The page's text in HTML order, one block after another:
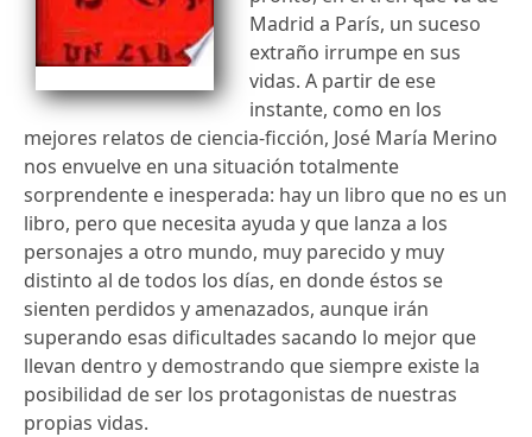
Madrid a París, un suceso
extraño irrumpe en sus
vidas. A partir de ese
instante, como en los
mejores relatos de ciencia-ficción, José María Merino
nos envuelve en una situación totalmente
sorprendente e inesperada: hay un libro que no es un
libro, pero que necesita ayuda y que lanza a los
personajes a otro mundo, muy parecido y muy
distinto al de todos los días, en donde éstos se
sienten perdidos y amenazados, aunque irán
superando esas dificultades sacando lo mejor que
llevan dentro y demostrando que siempre existe la
posibilidad de ser los protagonistas de nuestras
propias vidas.